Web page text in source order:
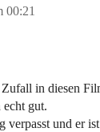
00:21
in diesen
gut.
verpasst und er